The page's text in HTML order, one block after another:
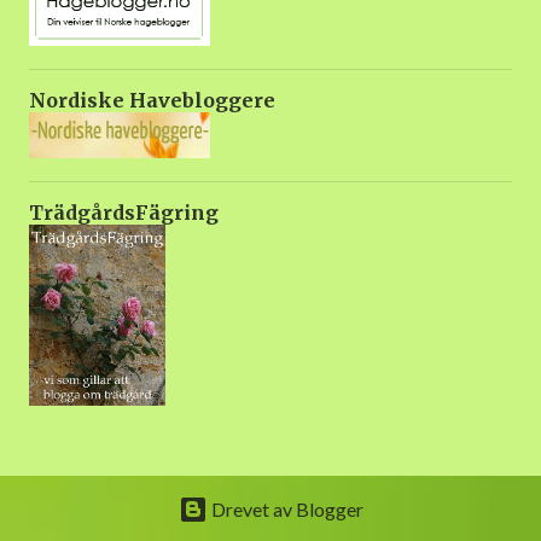
gjødsel. Svak gjødsel en gan...
Nordiske Havebloggere
TrädgårdsFägring
Drevet av Blogger